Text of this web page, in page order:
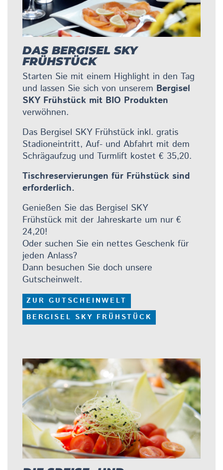
DAS BERGISEL SKY
FRÜHSTÜCK
Starten Sie mit einem Highlight in den Tag
und lassen Sie sich von unserem Bergisel
SKY Frühstück mit BIO Produkten
verwöhnen.
Das Bergisel SKY Frühstück inkl. gratis
Stadioneintritt, Auf- und Abfahrt mit dem
Schrägaufzug und Turmlift kostet € 35,20.
Tischreservierungen für Frühstück sind
erforderlich.
Genießen Sie das Bergisel SKY
Frühstück mit der Jahreskarte um nur €
24,20!
Oder suchen Sie ein nettes Geschenk für
jeden Anlass?
Dann besuchen Sie doch unsere
Gutscheinwelt.
ZUR GUTSCHEINWELT
BERGISEL SKY FRÜHSTÜCK